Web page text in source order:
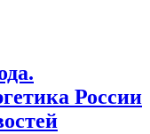
России